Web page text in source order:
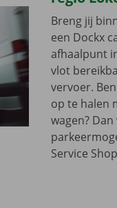
Breng jij
een Dockx
afhaalpunt
vlot
vervoer.
op te halen
wagen?
Service